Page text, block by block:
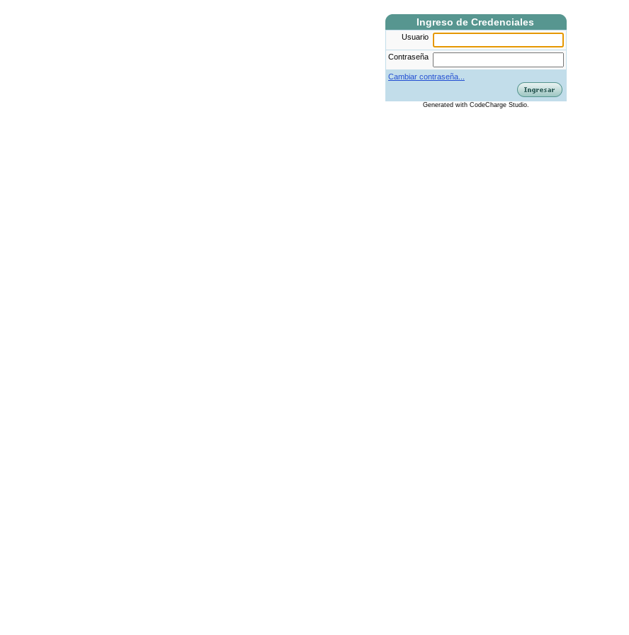
Ingreso de Credenciales
Usuario
Contraseña
Cambiar contraseña...
Generated with CodeCharge Studio.